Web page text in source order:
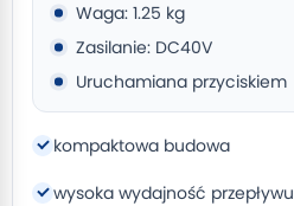
Waga: 1.25 kg
Zasilanie: DC40V
Uruchamiana przyciskiem
kompaktowa budowa
wysoka wydajność przepływu